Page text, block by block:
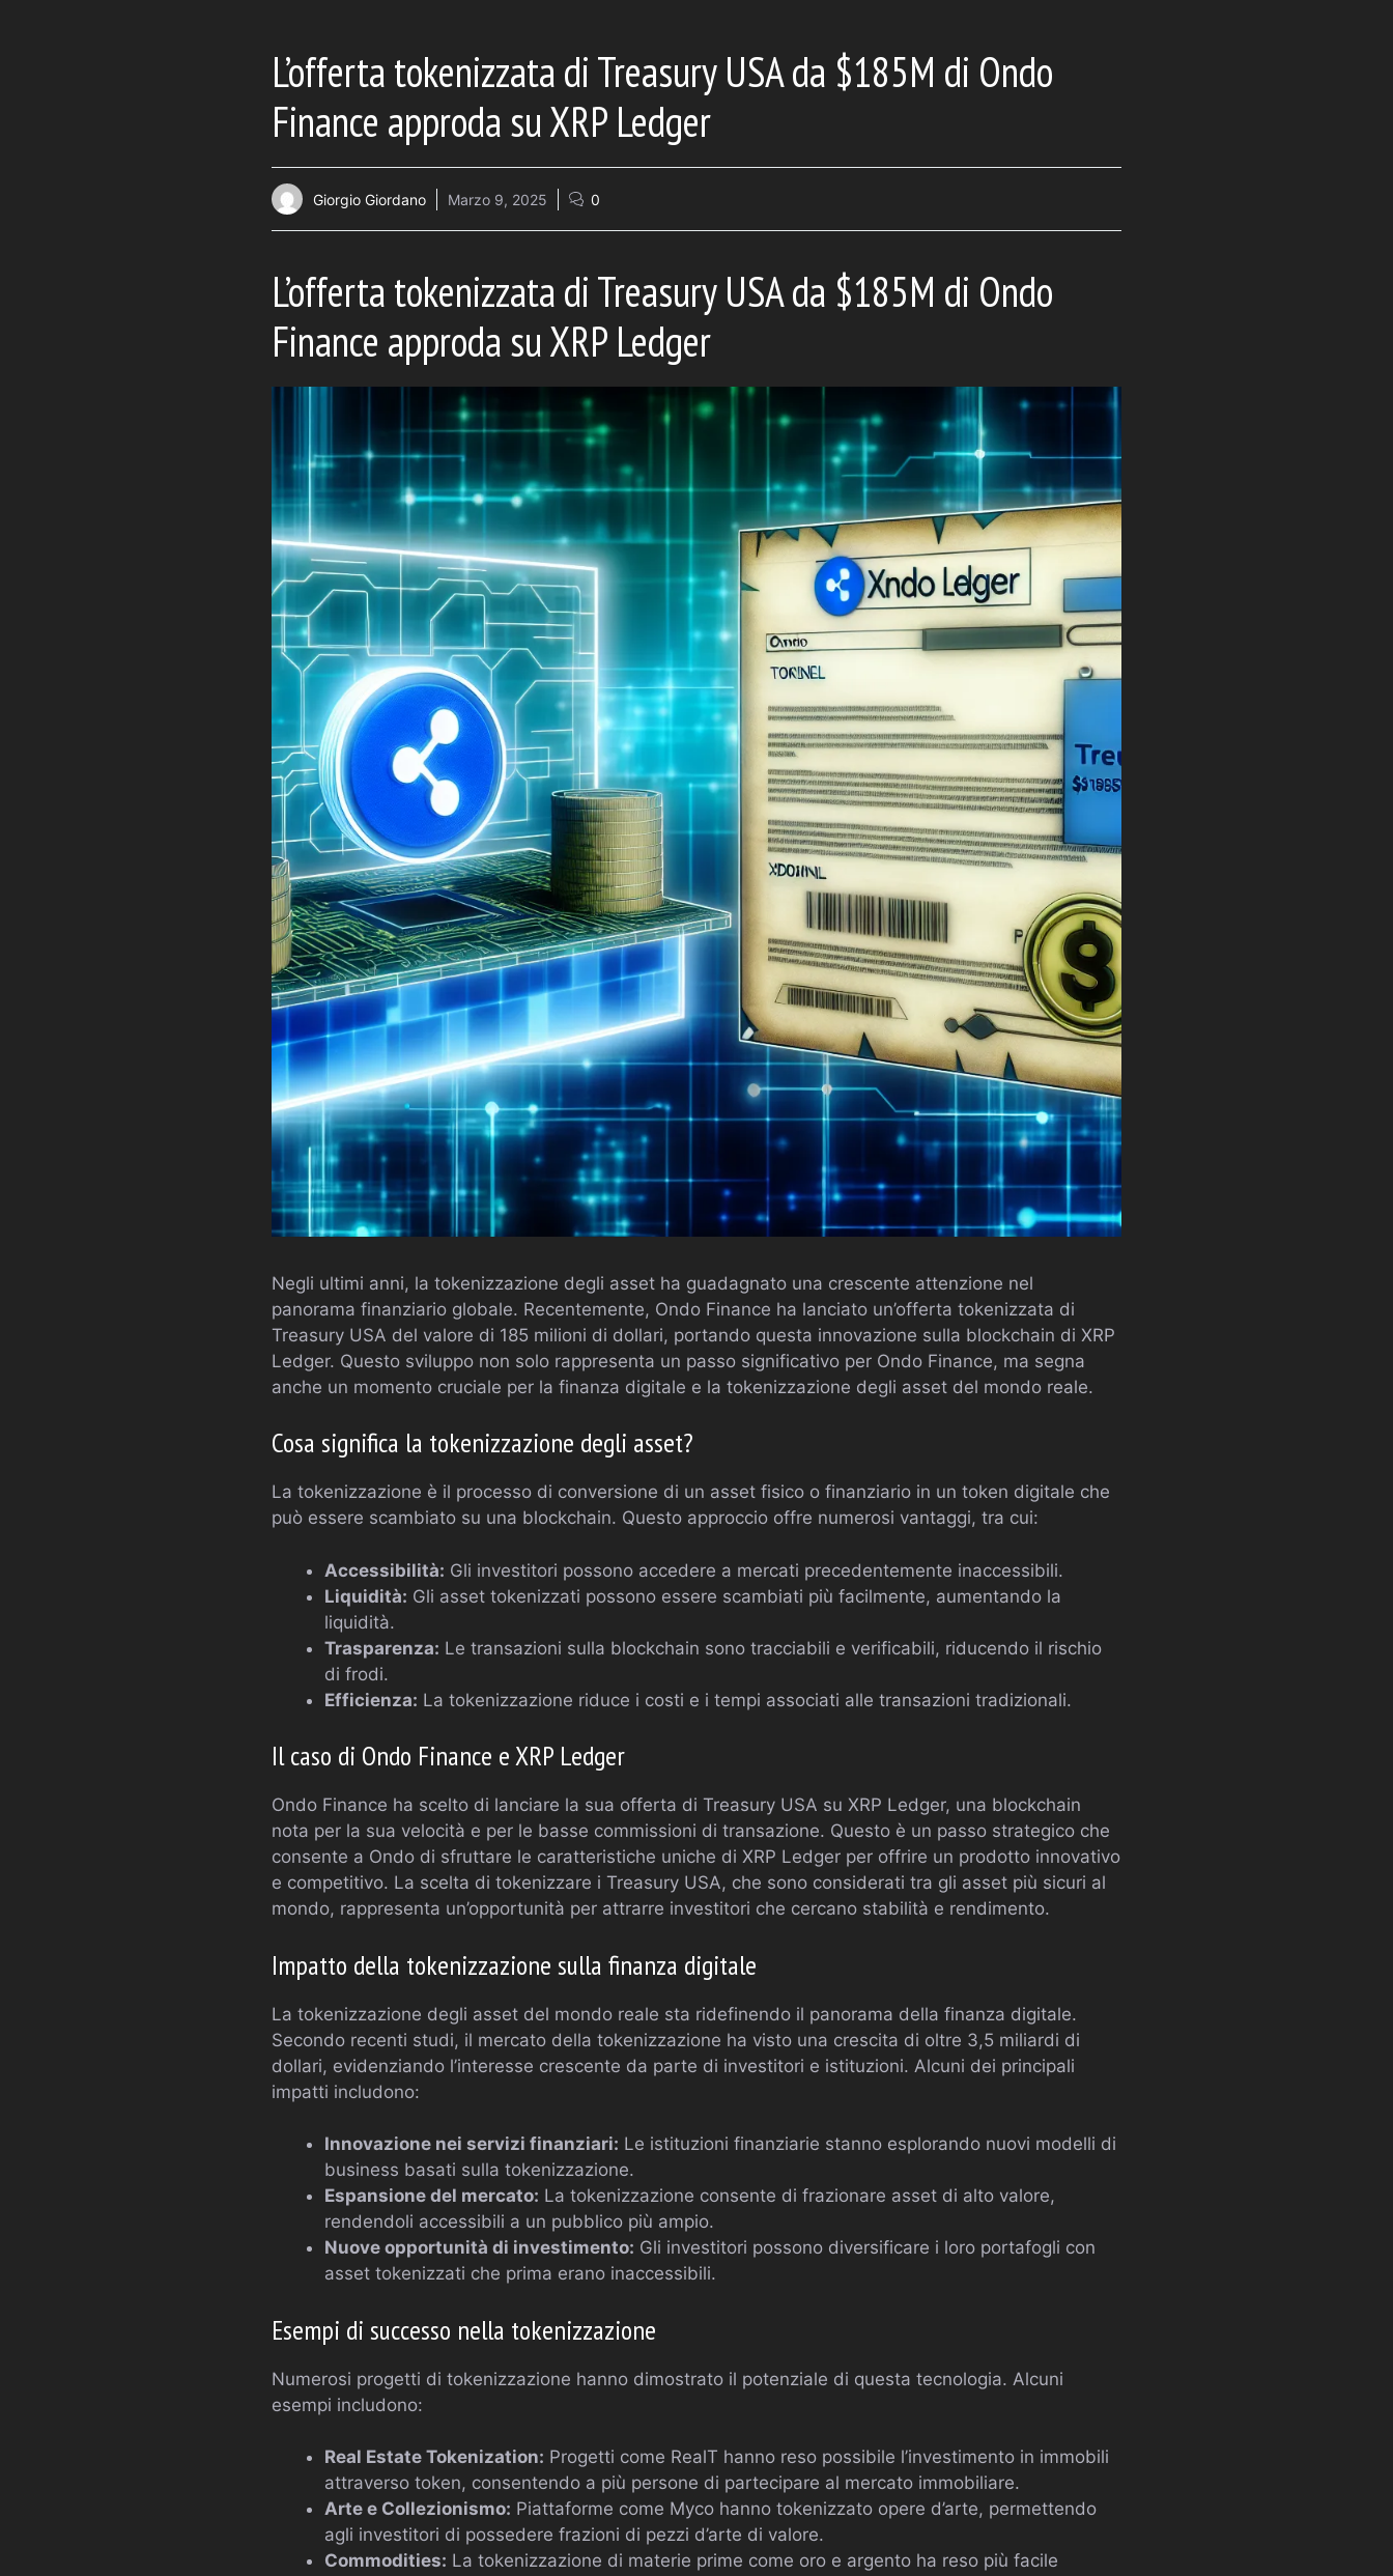
L’offerta tokenizzata di Treasury USA da $185M di Ondo
Finance approda su XRP Ledger
Giorgio Giordano Marzo 9, 2025 0
L’offerta tokenizzata di Treasury USA da $185M di Ondo
Finance approda su XRP Ledger
Negli ultimi anni, la tokenizzazione degli asset ha guadagnato una crescente attenzione nel
panorama finanziario globale. Recentemente, Ondo Finance ha lanciato un’offerta tokenizzata di
Treasury USA del valore di 185 milioni di dollari, portando questa innovazione sulla blockchain di XRP
Ledger. Questo sviluppo non solo rappresenta un passo significativo per Ondo Finance, ma segna
anche un momento cruciale per la finanza digitale e la tokenizzazione degli asset del mondo reale.
Cosa significa la tokenizzazione degli asset?
La tokenizzazione è il processo di conversione di un asset fisico o finanziario in un token digitale che
può essere scambiato su una blockchain. Questo approccio offre numerosi vantaggi, tra cui:
Accessibilità: Gli investitori possono accedere a mercati precedentemente inaccessibili.
Liquidità: Gli asset tokenizzati possono essere scambiati più facilmente, aumentando la
liquidità.
Trasparenza: Le transazioni sulla blockchain sono tracciabili e verificabili, riducendo il rischio
di frodi.
Efficienza: La tokenizzazione riduce i costi e i tempi associati alle transazioni tradizionali.
Il caso di Ondo Finance e XRP Ledger
Ondo Finance ha scelto di lanciare la sua offerta di Treasury USA su XRP Ledger, una blockchain
nota per la sua velocità e per le basse commissioni di transazione. Questo è un passo strategico che
consente a Ondo di sfruttare le caratteristiche uniche di XRP Ledger per offrire un prodotto innovativo
e competitivo. La scelta di tokenizzare i Treasury USA, che sono considerati tra gli asset più sicuri al
mondo, rappresenta un’opportunità per attrarre investitori che cercano stabilità e rendimento.
Impatto della tokenizzazione sulla finanza digitale
La tokenizzazione degli asset del mondo reale sta ridefinendo il panorama della finanza digitale.
Secondo recenti studi, il mercato della tokenizzazione ha visto una crescita di oltre 3,5 miliardi di
dollari, evidenziando l’interesse crescente da parte di investitori e istituzioni. Alcuni dei principali
impatti includono:
Innovazione nei servizi finanziari: Le istituzioni finanziarie stanno esplorando nuovi modelli di
business basati sulla tokenizzazione.
Espansione del mercato: La tokenizzazione consente di frazionare asset di alto valore,
rendendoli accessibili a un pubblico più ampio.
Nuove opportunità di investimento: Gli investitori possono diversificare i loro portafogli con
asset tokenizzati che prima erano inaccessibili.
Esempi di successo nella tokenizzazione
Numerosi progetti di tokenizzazione hanno dimostrato il potenziale di questa tecnologia. Alcuni
esempi includono:
Real Estate Tokenization: Progetti come RealT hanno reso possibile l’investimento in immobili
attraverso token, consentendo a più persone di partecipare al mercato immobiliare.
Arte e Collezionismo: Piattaforme come Myco hanno tokenizzato opere d’arte, permettendo
agli investitori di possedere frazioni di pezzi d’arte di valore.
Commodities: La tokenizzazione di materie prime come oro e argento ha reso più facile